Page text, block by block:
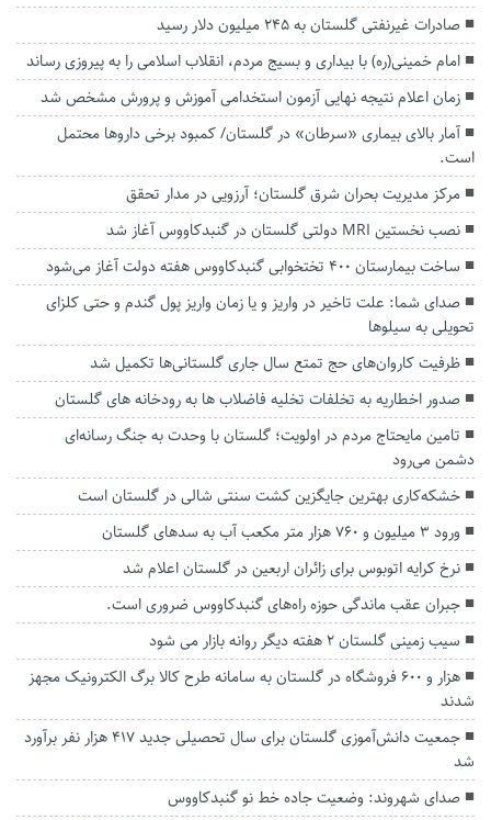
صادرات غیرنفتی گلستان به ۲۴۵ میلیون دلار رسید
امام خمینی(ره) با بیداری و بسیج مردم، انقلاب اسلامی را به پیروزی رساند
زمان اعلام نتیجه نهایی آزمون استخدامی آموزش و پرورش مشخص شد
آمار بالای بیماری «سرطان» در گلستان/ کمبود برخی داروها محتمل
است‌.
مرکز مدیریت بحران شرق گلستان؛ آرزویی در مدار تحقق
نصب نخستین MRI دولتی گلستان در گنبدکاووس آغاز شد
ساخت بیمارستان ۴۰۰ تختخوابی گنبدکاووس هفته دولت آغاز می‌شود
صدای شما: علت تاخیر در واریز و یا زمان واریز پول گندم و حتی کلزای
تحویلی به سیلوها
ظرفیت کاروان‌های حج تمتع سال جاری گلستانی‌ها تکمیل شد
صدور اخطاریه به تخلفات تخلیه فاضلاب ها به رودخانه های گلستان
تامین مایحتاج مردم در اولویت؛ گلستان با وحدت به جنگ رسانه‌ای
دشمن می‌رود
خشکه‌کاری بهترین جایگزین کشت سنتی شالی در گلستان است
ورود ۳ میلیون و ۷۶۰ هزار متر مکعب آب به سد‌های گلستان
نرخ کرایه اتوبوس برای زائران اربعین در گلستان اعلام شد
جبران عقب ماندگی حوزه راه‌های گنبدکاووس ضروری است.
سیب زمینی گلستان ۲ هفته دیگر روانه بازار می شود
هزار و ۶۰۰ فروشگاه در گلستان به سامانه طرح کالا برگ الکترونیک مجهز
شدند
جمعیت دانش‌آموزی گلستان برای سال تحصیلی جدید ۴۱۷ هزار نفر برآورد
شد
صدای شهروند: وضعیت جاده خط نو گنبدکاووس